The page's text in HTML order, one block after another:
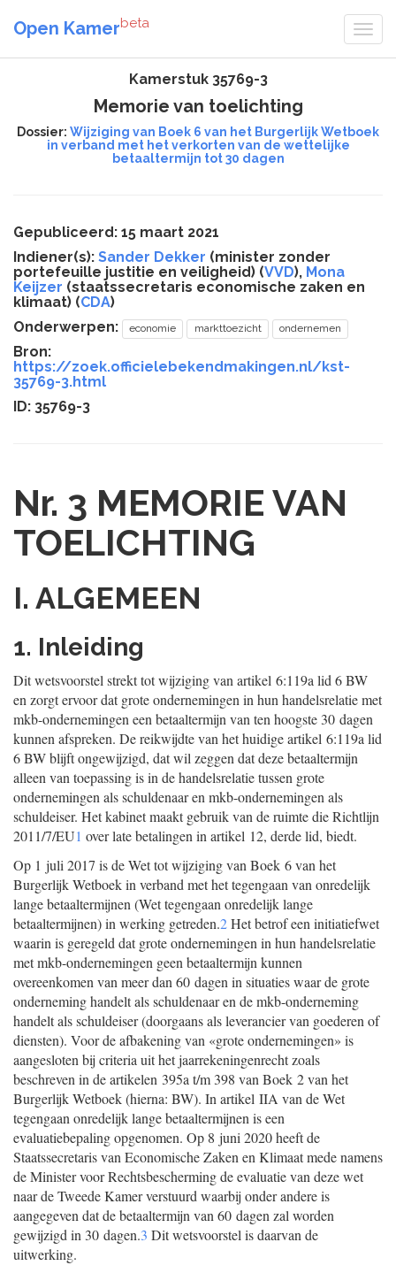
Open Kamerbeta
Kamerstuk 35769-3
Memorie van toelichting
Dossier: Wijziging van Boek 6 van het Burgerlijk Wetboek
in verband met het verkorten van de wettelijke
betaaltermijn tot 30 dagen
Gepubliceerd: 15 maart 2021
Indiener(s): Sander Dekker (minister zonder
portefeuille justitie en veiligheid) (VVD), Mona
Keijzer (staatssecretaris economische zaken en
klimaat) (CDA)
Onderwerpen:
economie markttoezicht ondernemen
Bron:
https://zoek.officielebekendmakingen.nl/kst-
35769-3.html
ID: 35769-3
Nr. 3 MEMORIE VAN
TOELICHTING
I. ALGEMEEN
1. Inleiding
Dit wetsvoorstel strekt tot wijziging van artikel 6:119a lid 6 BW
en zorgt ervoor dat grote ondernemingen in hun handelsrelatie met
mkb-ondernemingen een betaaltermijn van ten hoogste 30 dagen
kunnen afspreken. De reikwijdte van het huidige artikel 6:119a lid
6 BW blijft ongewijzigd, dat wil zeggen dat deze betaaltermijn
alleen van toepassing is in de handelsrelatie tussen grote
ondernemingen als schuldenaar en mkb-ondernemingen als
schuldeiser. Het kabinet maakt gebruik van de ruimte die Richtlijn
2011/7/EU1 over late betalingen in artikel 12, derde lid, biedt.
Op 1 juli 2017 is de Wet tot wijziging van Boek 6 van het
Burgerlijk Wetboek in verband met het tegengaan van onredelijk
lange betaaltermijnen (Wet tegengaan onredelijk lange
betaaltermijnen) in werking getreden.2Het betrof een initiatiefwet
waarin is geregeld dat grote ondernemingen in hun handelsrelatie
met mkb-ondernemingen geen betaaltermijn kunnen
overeenkomen van meer dan 60 dagen in situaties waar de grote
onderneming handelt als schuldenaar en de mkb-onderneming
handelt als schuldeiser (doorgaans als leverancier van goederen of
diensten). Voor de afbakening van «grote ondernemingen» is
aangesloten bij criteria uit het jaarrekeningenrecht zoals
beschreven in de artikelen 395a t/m 398 van Boek 2 van het
Burgerlijk Wetboek (hierna: BW). In artikel IIA van de Wet
tegengaan onredelijk lange betaaltermijnen is een
evaluatiebepaling opgenomen. Op 8 juni 2020 heeft de
Staatssecretaris van Economische Zaken en Klimaat mede namens
de Minister voor Rechtsbescherming de evaluatie van deze wet
naar de Tweede Kamer verstuurd waarbij onder andere is
aangegeven dat de betaaltermijn van 60 dagen zal worden
gewijzigd in 30 dagen.3 Dit wetsvoorstel is daarvan de
uitwerking.